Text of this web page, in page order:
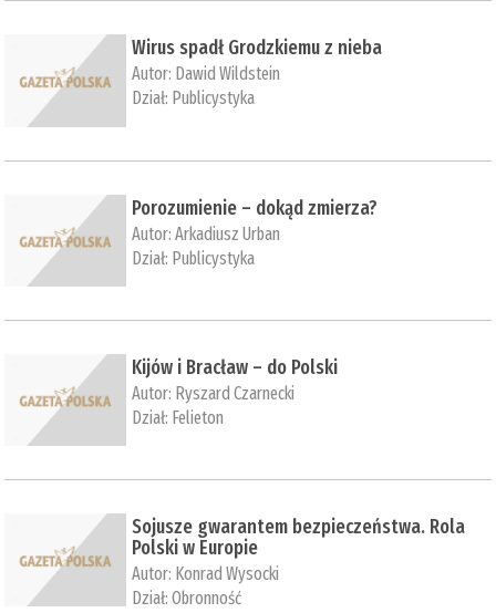
Wirus spadł Grodzkiemu z nieba
Autor: Dawid Wildstein
Dział: Publicystyka
Porozumienie – dokąd zmierza?
Autor:Arkadiusz Urban
Dział: Publicystyka
Kijów i Bracław – do Polski
Autor: Ryszard Czarnecki
Dział: Felieton
Sojusze gwarantem bezpieczeństwa. Rola
Polski w Europie
Autor: Konrad Wysocki
Dział:Obronność